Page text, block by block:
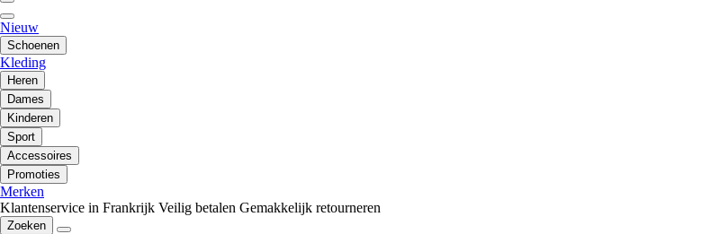
Nieuw
Schoenen
Kleding
Heren
Dames
Kinderen
Sport
Accessoires
Promoties
Merken
Klantenservice in Frankrijk Veilig betalen Gemakkelijk retourneren
Zoeken